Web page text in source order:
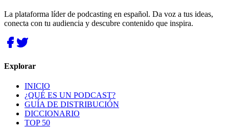
La plataforma líder de podcasting en español. Da voz a tus ideas,
conecta con tu audiencia y descubre contenido que inspira.
Explorar
INICIO
¿QUÉ ES UN PODCAST?
GUÍA DE DISTRIBUCIÓN
DICCIONARIO
TOP 50